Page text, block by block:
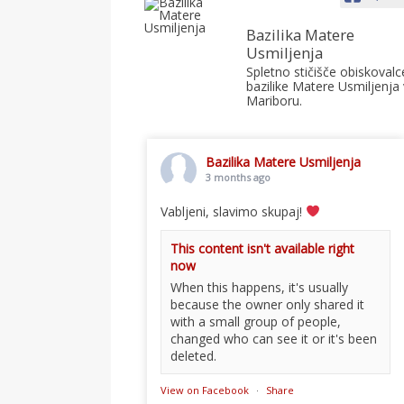
Bazilika Matere
Usmiljenja
Spletno stičišče
bazilike Matere Usmiljenja
Mariboru.
Bazilika Matere Usmiljenja
3 months ago
Vabljeni, slavimo skupaj!
This content isn't available right
now
When this happens, it's usually
because the owner only shared it
with a small group of people,
changed who can see it or it's been
deleted.
View on Facebook · Share